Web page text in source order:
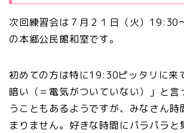
次回練習会は７月２１日（火）
の本郷公民館和室です。
初めての方は特に19:30ピッタリに来
暗い（＝電気がついていない）」と言
うこともあるようですが、みなさん時
まりません。好きな時間にパラパラと